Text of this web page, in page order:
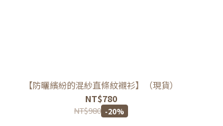
【防曬繽紛的混紗直條紋襯衫】（現貨）
NT$780
NT$980 -20%